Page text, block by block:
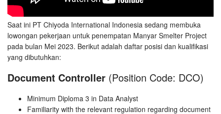
Saat ini PT Chiyoda International Indonesia sedang membuka
lowongan pekerjaan untuk penempatan Manyar Smelter Project
pada bulan Mei 2023. Berikut adalah daftar posisi dan kualifikasi
yang dibutuhkan:
Document Controller (Position Code: DCO)
Minimum Diploma 3 in Data Analyst
Familiarity with the relevant regulation regarding document